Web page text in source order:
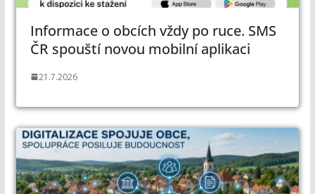
Informace o obcích vždy po ruce. SMS
ČR spouští novou mobilní aplikaci
21.7.2026